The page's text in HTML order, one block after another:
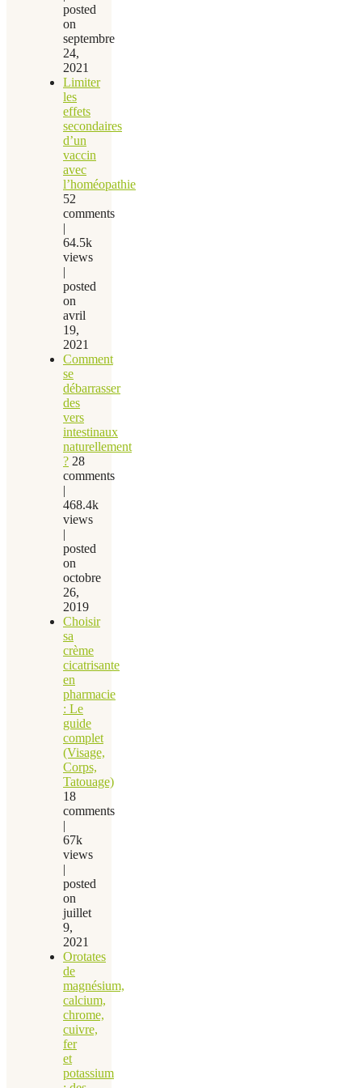
posted
on
septembre
24,
2021
Limiter
les
effets
secondaires
d’un
vaccin
avec
l’homéopathie
52
comments
|
64.5k
views
|
posted
on
avril
19,
2021
Comment
se
débarrasser
des
vers
intestinaux
naturellement
? 28
comments
|
468.4k
views
|
posted
on
octobre
26,
2019
Choisir
sa
crème
cicatrisante
en
pharmacie
: Le
guide
complet
(Visage,
Corps,
Tatouage)
18
comments
|
67k
views
|
posted
on
juillet
9,
2021
Orotates
de
magnésium,
calcium,
chrome,
cuivre,
fer
et
potassium